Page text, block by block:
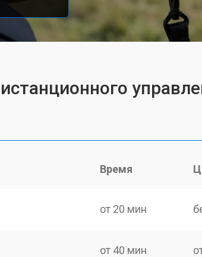
Время
от 20 мин
от 40 мин